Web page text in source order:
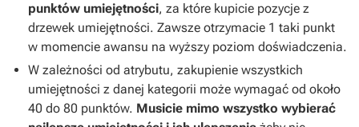
punktów umiejętności, za które kupicie pozycje z
drzewek umiejętności. Zawsze otrzymacie 1 taki punkt
w momencie awansu na wyższy poziom doświadczenia.
W zależności od atrybutu, zakupienie wszystkich
umiejętności z danej kategorii może wymagać od około
40 do 80 punktów. Musicie mimo wszystko wybierać